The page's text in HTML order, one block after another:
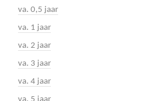
va. 0,5 jaar
va. 1 jaar
va. 2 jaar
va. 3 jaar
va. 4 jaar